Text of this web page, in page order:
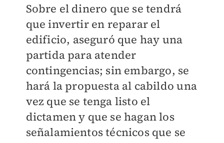
Sobre el dinero que se tendrá
que invertir en reparar el
edificio, aseguró que hay una
partida para atender
contingencias; sin embargo, se
hará la propuesta al cabildo una
vez que se tenga listo el
dictamen y que se hagan los
señalamientos técnicos que se